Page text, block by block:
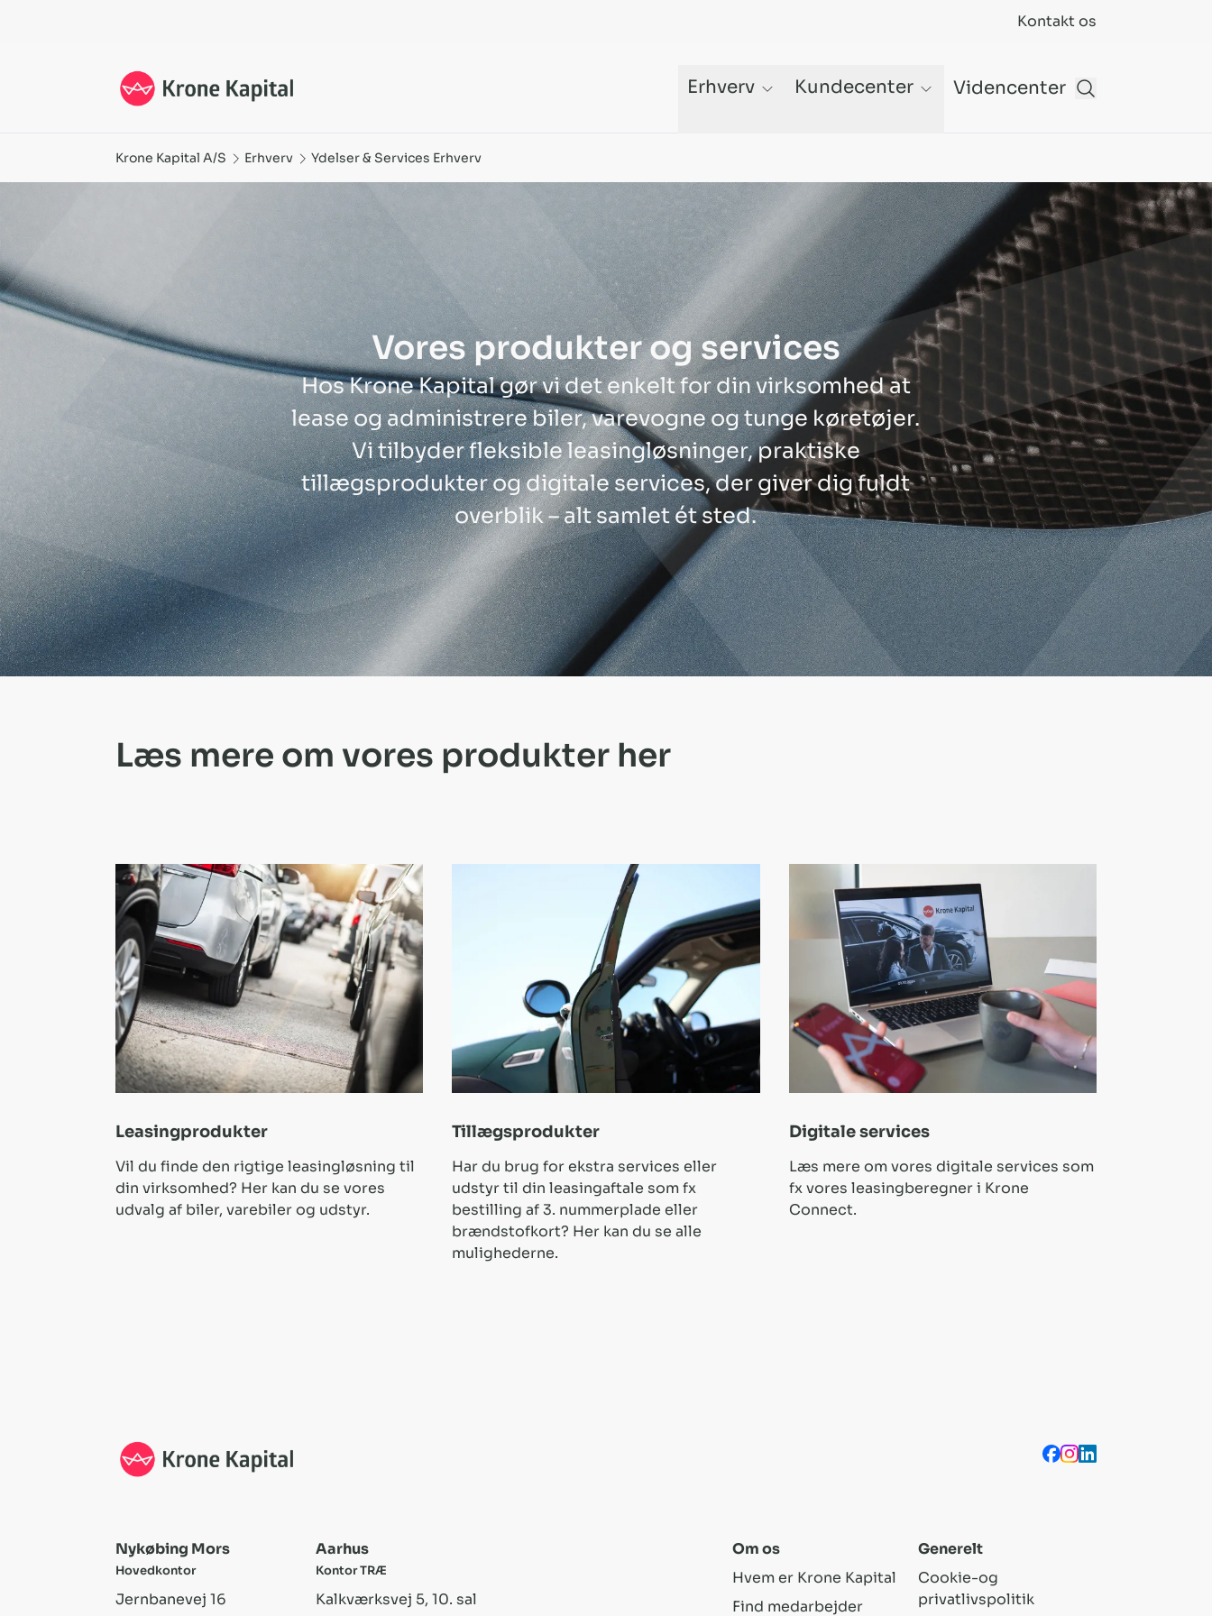
Kontakt os
Erhverv Kundecenter Videncenter
Krone Kapital A/S Erhverv Ydelser & Services Erhverv
Vores produkter og services
Hos Krone Kapital gør vi det enkelt for din virksomhed at
lease og administrere biler, varevogne og tunge køretøjer.
Vi tilbyder fleksible leasingløsninger, praktiske
tillægsprodukter og digitale services, der giver dig fuldt
overblik – alt samlet ét sted.
Læs mere om vores produkter her
Leasingprodukter
Vil du finde den rigtige leasingløsning til
din virksomhed? Her kan du se vores
udvalg af biler, varebiler og udstyr.
Tillægsprodukter
Har du brug for ekstra services eller
udstyr til din leasingaftale som fx
bestilling af 3. nummerplade eller
brændstofkort? Her kan du se alle
mulighederne.
Digitale services
Læs mere om vores digitale services som
fx vores leasingberegner i Krone
Connect.
Nykøbing Mors
Hovedkontor
Jernbanevej 16
Aarhus
Kontor TRÆ
Kalkværksvej 5, 10. sal
Om os
Hvem er Krone Kapital
Find medarbejder
Generelt
Cookie-og
privatlivspolitik